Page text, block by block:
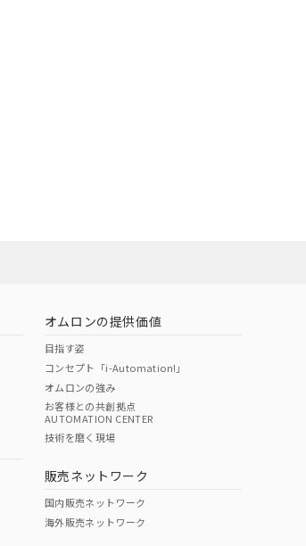
O
オムロンの提供価値
目指す姿
コンセプト「i-Automation!」
オムロンの強み
お客様との共創拠点
AUTOMATION CENTER
技術を磨く現場
販売ネットワーク
国内販売ネットワーク
海外販売ネットワーク